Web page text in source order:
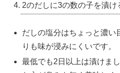
2のだしに3の数の子を漬け
だしの塩分はちょっと濃い
りも味が浸みにくいです。
最低でも2日以上は漬けま